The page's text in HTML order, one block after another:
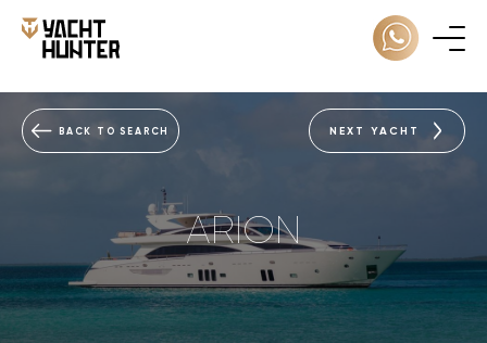
BACK TO SEARCH NEXT YACHT
ARION